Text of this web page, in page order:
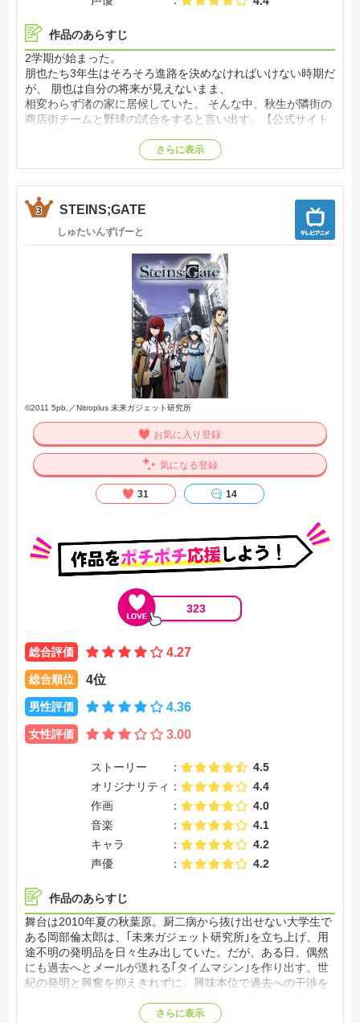
作品のあらすじ
2学期が始まった。
朋也たち3年生はそろそろ進路を決めなければいけない時期だ
が、 朋也は自分の将来が見えないまま、
相変わらず渚の家に居候していた。 そんな中、秋生が隣街の
商店街チームと野球の試合をすると言い出す。【公式サイト
さらに表示
3 STEINS;GATE
しゅたいんずげーと
©2011 5pb.／Nitroplus 未来ガジェット研究所
お気に入り登録
気になる登録
31 14
323
総合評価 4.27
総合順位 4位
男性評価 4.36
女性評価 3.00
ストーリー
4.5
オリジナリティ
4.4
作画
4.0
音楽
4.1
キャラ
4.2
声優
4.2
作品のあらすじ
舞台は2010年夏の秋葉原。厨二病から抜け出せない大学生で
ある岡部倫太郎は、｢未来ガジェット研究所｣を立ち上げ、用
途不明の発明品を日々生み出していた。だが、ある日、偶然
にも過去へとメールが送れる｢タイムマシン｣を作り出す。世
紀の発明と興奮を抑えきれずに、興味本位で過去への干渉を
ちに訪れることになるのだが・・・悲劇を回避するために、
さらに表示